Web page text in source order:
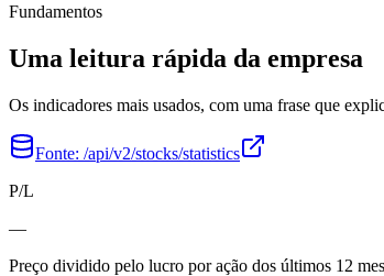
Fundamentos
Uma leitura rápida da empresa
Os indicadores mais usados, com uma frase que
Fonte: /api/v2/stocks/statistics
P/L
—
Preço dividido pelo lucro por ação dos últimos 12